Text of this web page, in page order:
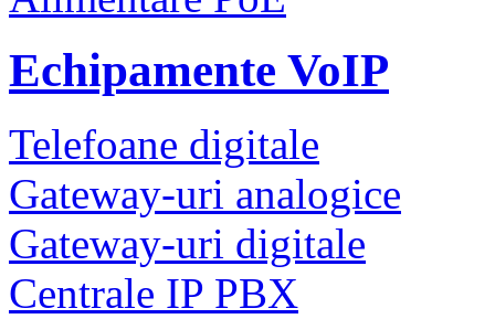
Echipamente VoIP
Telefoane digitale
Gateway-uri analogice
Gateway-uri digitale
Centrale IP PBX